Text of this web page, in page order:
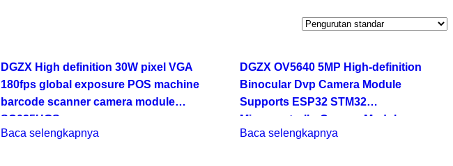
DGZX High definition 30W pixel VGA
180fps global exposure POS machine
barcode scanner camera module
SC035HGS
Baca selengkapnya
DGZX OV5640 5MP High-definition
Binocular Dvp Camera Module
Supports ESP32 STM32
MicrocontrollerCamera Module
Baca selengkapnya